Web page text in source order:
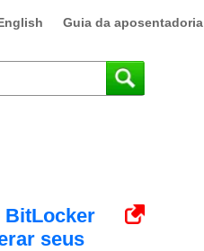
Guia da aposentadoria
BitLocker
seus